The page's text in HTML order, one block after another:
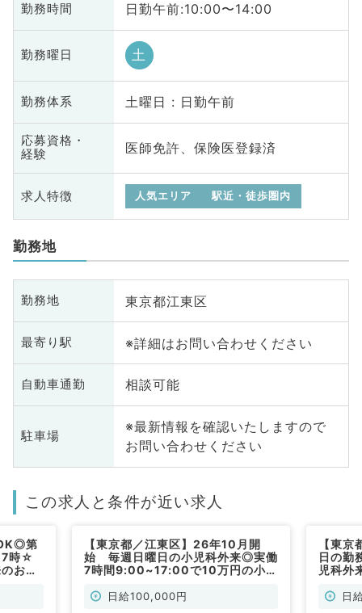
勤務時間 日勤午前:10:00〜14:00
勤務曜日 土
勤務体系 土曜日 : 日勤午前
応募資格・
経験
医師免許、保険医登録済
求人特徴 人気エリア 駅近・徒歩圏内
勤務地
勤務地 東京都江東区
最寄り駅 ※詳細はお問い合わせください
自動車通勤 相談可能
駐車場
※最新情報を確認いたしますので
お問い合わせください
この求人と条件が近い求人
第
時☆
お仕
【東京都／江東区】26年10月開
始 毎週日曜日の小児科外来◎実働
7時間9:00~17:00で10万円の小児
ス（小児科／非常勤）
日給100,000円
【東
日の勤
児科外
日